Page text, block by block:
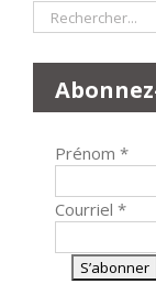
Rechercher:
Prénom *
Courriel *